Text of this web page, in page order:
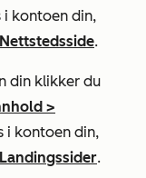
i kontoen din,
Nettstedsside.
din klikker du
>
i kontoen din,
Landingssider.